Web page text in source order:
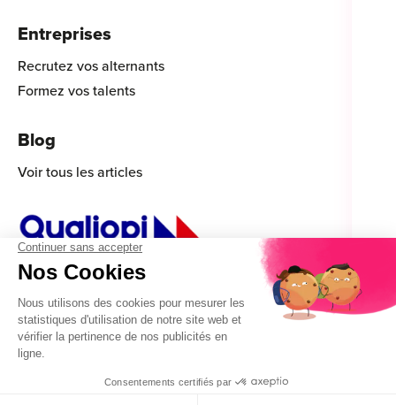
Entreprises
Recrutez vos alternants
Formez vos talents
Blog
Voir tous les articles